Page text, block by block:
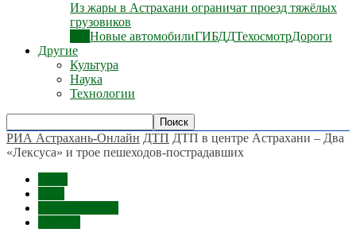
Из жары в Астрахани ограничат проезд тяжёлых
грузовиков
Новые автомобилиГИБДДТехосмотрДороги
Другие
Культура
Наука
Технологии
РИА Астрахань-Онлайн ДТП ДТП в центре Астрахани – Два
«Лексуса» и трое пешеходов-пострадавших